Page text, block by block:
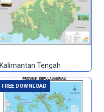
Kalimantan Tengah
FREE DOWNLOAD